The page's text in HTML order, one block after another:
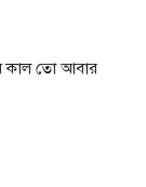
কাল তো আবার